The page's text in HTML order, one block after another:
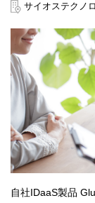
サイオステクノ
自社IDaaS製品